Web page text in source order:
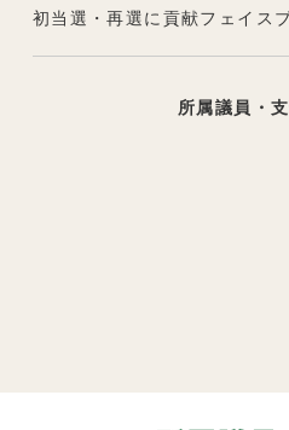
初当選・再選に貢献フェイス
所属議員・